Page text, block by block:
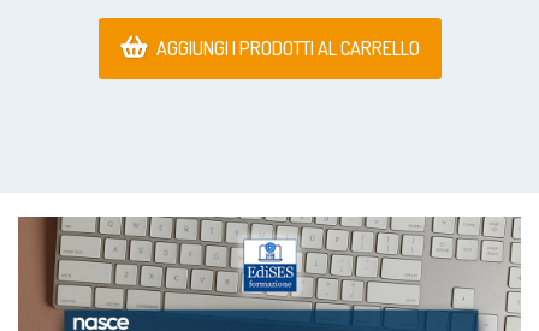
AGGIUNGI I PRODOTTI AL CARRELLO